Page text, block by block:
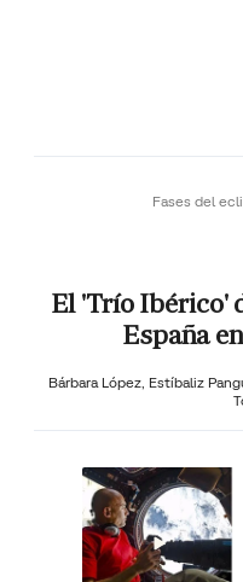
Fases del
El 'Trío Ibérico'
España
Bárbara López, Estíbaliz